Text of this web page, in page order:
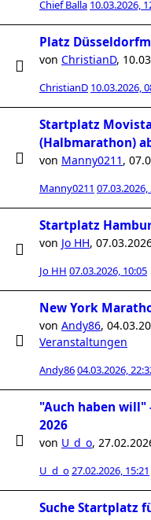
Chief Balla 10.03.2026,
Platz
von ChristianD,
ChristianD 10.03.2026,
Startplatz
(Halbmarathon)
von Manny0211 ,
Manny0211 07.03.2026,
Startplatz
von Jo HH,
Jo HH 07.03.2026, 10:05
New York
von Andy86,
Veranstaltungen
Andy8604.03.2026,
"Auch haben will"
2026
von U_d_o,
U_d_o27.02.2026, 15:21
Suche Startplatz